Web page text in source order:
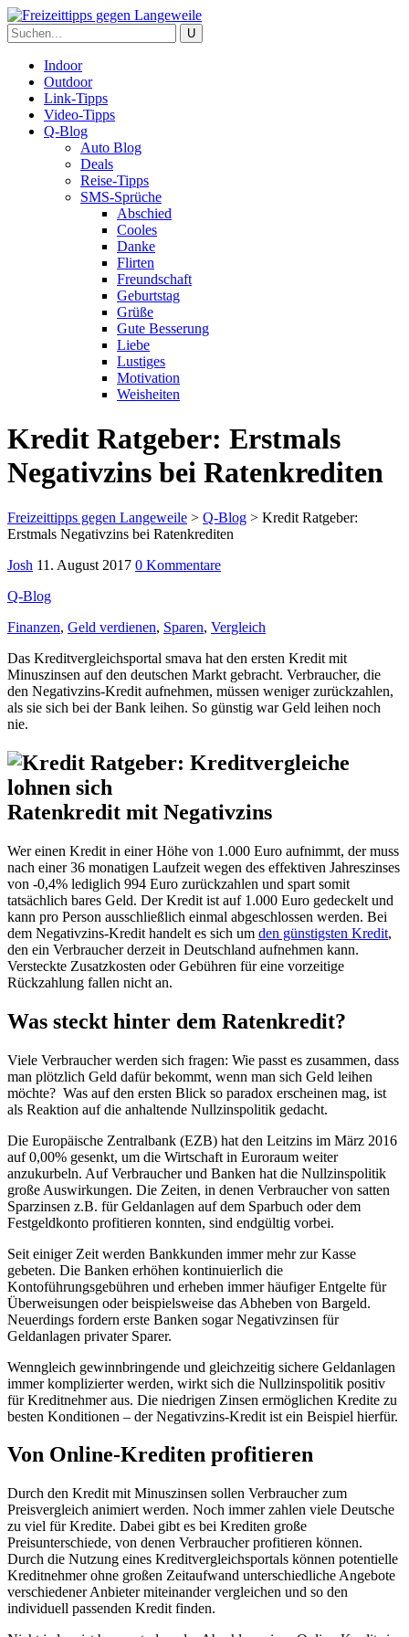
Indoor
Outdoor
Link-Tipps
Video-Tipps
Q-Blog
Auto Blog
Deals
Reise-Tipps
SMS-Sprüche
Abschied
Cooles
Danke
Flirten
Freundschaft
Geburtstag
Grüße
Gute Besserung
Liebe
Lustiges
Motivation
Weisheiten
Kredit Ratgeber: Erstmals
Negativzins bei Ratenkrediten
Freizeittipps gegen Langeweile > Q-Blog > Kredit Ratgeber:
Erstmals Negativzins bei Ratenkrediten
Josh 11. August 2017 0 Kommentare
Q-Blog
Finanzen, Geld verdienen, Sparen, Vergleich
Das Kreditvergleichsportal smava hat den ersten Kredit mit
Minuszinsen auf den deutschen Markt gebracht. Verbraucher, die
den Negativzins-Kredit aufnehmen, müssen weniger zurückzahlen,
als sie sich bei der Bank leihen. So günstig war Geld leihen noch
nie.
Ratenkredit mit Negativzins
Wer einen Kredit in einer Höhe von 1.000 Euro aufnimmt, der muss
nach einer 36 monatigen Laufzeit wegen des effektiven Jahreszinses
von -0,4% lediglich 994 Euro zurückzahlen und spart somit
tatsächlich bares Geld. Der Kredit ist auf 1.000 Euro gedeckelt und
kann pro Person ausschließlich einmal abgeschlossen werden. Bei
dem Negativzins-Kredit handelt es sich um den günstigsten Kredit,
den ein Verbraucher derzeit in Deutschland aufnehmen kann.
Versteckte Zusatzkosten oder Gebühren für eine vorzeitige
Rückzahlung fallen nicht an.
Was steckt hinter dem Ratenkredit?
Viele Verbraucher werden sich fragen: Wie passt es zusammen, dass
man plötzlich Geld dafür bekommt, wenn man sich Geld leihen
möchte? Was auf den ersten Blick so paradox erscheinen mag, ist
als Reaktion auf die anhaltende Nullzinspolitik gedacht.
Die Europäische Zentralbank (EZB) hat den Leitzins im März 2016
auf 0,00% gesenkt, um die Wirtschaft in Euroraum weiter
anzukurbeln. Auf Verbraucher und Banken hat die Nullzinspolitik
große Auswirkungen. Die Zeiten, in denen Verbraucher von satten
Sparzinsen z.B. für Geldanlagen auf dem Sparbuch oder dem
Festgeldkonto profitieren konnten, sind endgültig vorbei.
Seit einiger Zeit werden Bankkunden immer mehr zur Kasse
gebeten. Die Banken erhöhen kontinuierlich die
Kontoführungsgebühren und erheben immer häufiger Entgelte für
Überweisungen oder beispielsweise das Abheben von Bargeld.
Neuerdings fordern erste Banken sogar Negativzinsen für
Geldanlagen privater Sparer.
Wenngleich gewinnbringende und gleichzeitig sichere Geldanlagen
immer komplizierter werden, wirkt sich die Nullzinspolitik positiv
für Kreditnehmer aus. Die niedrigen Zinsen ermöglichen Kredite zu
besten Konditionen – der Negativzins-Kredit ist ein Beispiel hierfür.
Von Online-Krediten profitieren
Durch den Kredit mit Minuszinsen sollen Verbraucher zum
Preisvergleich animiert werden. Noch immer zahlen viele Deutsche
zu viel für Kredite. Dabei gibt es bei Krediten große
Preisunterschiede, von denen Verbraucher profitieren können.
Durch die Nutzung eines Kreditvergleichsportals können potentielle
Kreditnehmer ohne großen Zeitaufwand unterschiedliche Angebote
verschiedener Anbieter miteinander vergleichen und so den
individuell passenden Kredit finden.